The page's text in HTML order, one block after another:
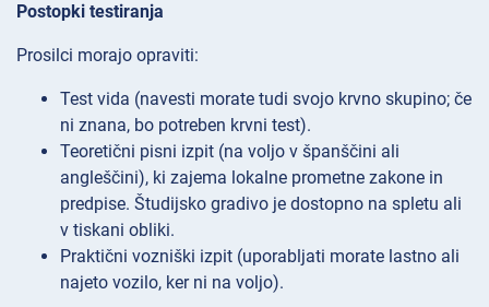
Postopki testiranja
Prosilci morajo opraviti:
Test vida (navesti morate tudi svojo krvno skupino; če
ni znana, bo potreben krvni test).
Teoretični pisni izpit (na voljo v španščini ali
angleščini), ki zajema lokalne prometne zakone in
predpise. Študijsko gradivo je dostopno na spletu ali
v tiskani obliki.
Praktični vozniški izpit (uporabljati morate lastno ali
najeto vozilo, ker ni na voljo).